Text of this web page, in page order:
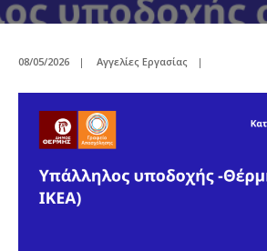
08/05/2026 | Αγγελίες Εργασίας |